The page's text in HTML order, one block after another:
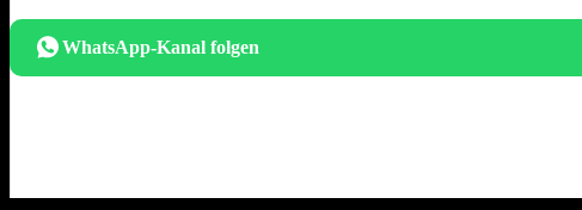
WhatsApp-Kanal folgen